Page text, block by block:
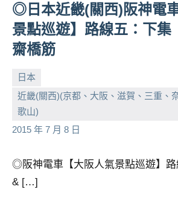
金
探
號
節
班
底、
外
主
持、
◎日本近畿(關西)阪神電
景點巡遊】路線五：下集
齋橋筋
日本
近畿(關西)(京都、大阪、滋賀、三重、
歌山)
2015 年 7 月 8 日
小
芳
No
comments
◎阪神電車【大阪人氣景點巡遊】
& […]